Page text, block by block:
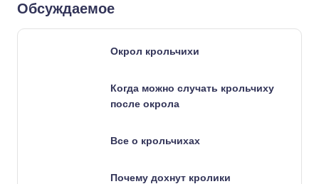
Обсуждаемое
Окрол крольчихи
Когда можно случать крольчиху
после окрола
Все о крольчихах
Почему дохнут кролики